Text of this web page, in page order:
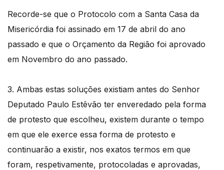
Recorde-se que o Protocolo com a Santa Casa da
Misericórdia foi assinado em 17 de abril do ano
passado e que o Orçamento da Região foi aprovado
em Novembro do ano passado.
3. Ambas estas soluções existiam antes do Senhor
Deputado Paulo Estêvão ter enveredado pela forma
de protesto que escolheu, existem durante o tempo
em que ele exerce essa forma de protesto e
continuarão a existir, nos exatos termos em que
foram, respetivamente, protocoladas e aprovadas,